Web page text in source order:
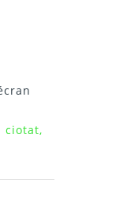
ciotat,